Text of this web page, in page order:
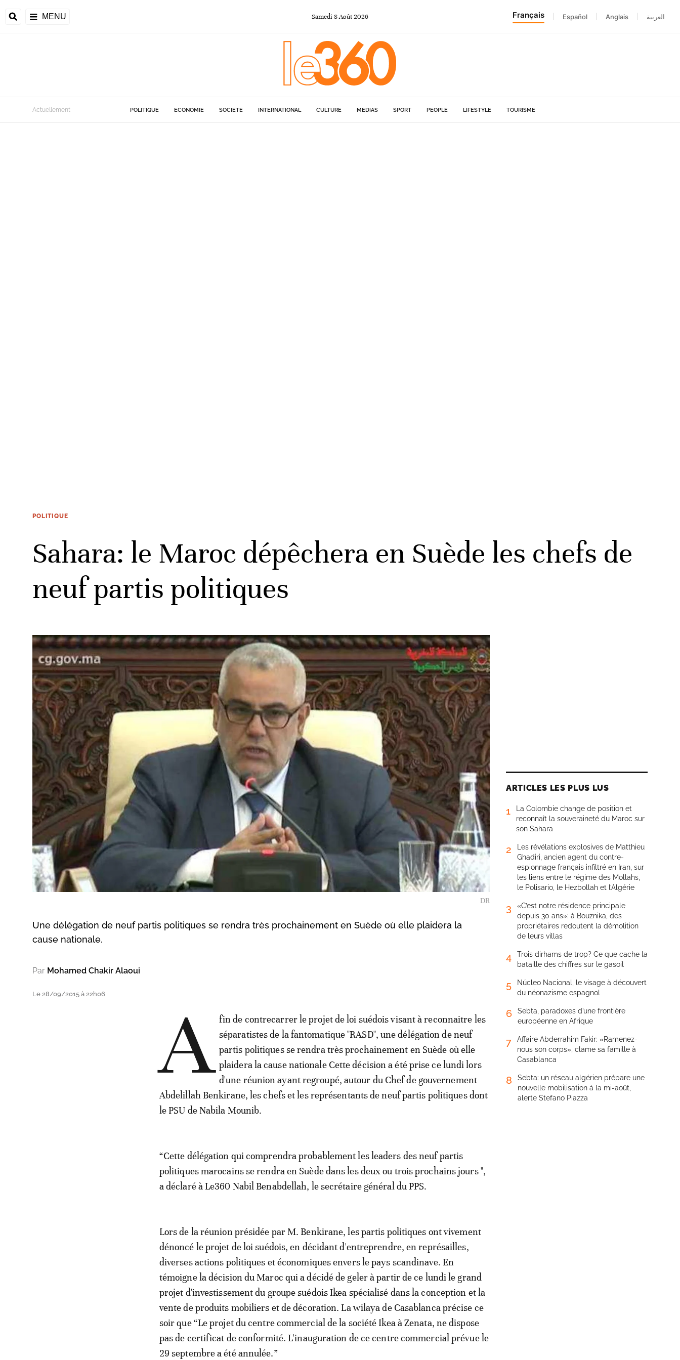
MENU Samedi 8Août2026 Français Español Anglais العربية
Actuellement POLITIQUE ECONOMIE SOCIÉTÉ INTERNATIONAL CULTURE MÉDIAS SPORT PEOPLE LIFESTYLE TOURISME
POLITIQUE
Sahara: le Maroc dépêchera en Suède les chefs de
neuf partis politiques
DR
Une délégation de neuf partis politiques se rendra très prochainement en Suède où elle plaidera la
cause nationale.
Par Mohamed Chakir Alaoui
Le 28/09/2015 à 22h06 A fin de contrecarrer le projet de loi suédois visant à reconnaitre les
séparatistes de la fantomatique "RASD", une délégation de neuf
partis politiques se rendra très prochainement en Suède où elle
plaidera la cause nationale Cette décision a été prise ce lundi lors
d'une réunion ayant regroupé, autour du Chef de gouvernement
Abdelillah Benkirane, les chefs et les représentants de neuf partis politiques dont
le PSU de Nabila Mounib.
“Cette délégation qui comprendra probablement les leaders des neuf partis
politiques marocains se rendra en Suède dans les deux ou trois prochains jours ",
a déclaré à Le360 Nabil Benabdellah, le secrétaire général du PPS.
Lors de la réunion présidée par M. Benkirane, les partis politiques ont vivement
dénoncé le projet de loi suédois, en décidant d'entreprendre, en représailles,
diverses actions politiques et économiques envers le pays scandinave. En
témoigne la décision du Maroc qui a décidé de geler à partir de ce lundi le grand
projet d'investissement du groupe suédois Ikea spécialisé dans la conception et la
vente de produits mobiliers et de décoration. La wilaya de Casablanca précise ce
soir que “Le projet du centre commercial de la société Ikea à Zenata, ne dispose
pas de certificat de conformité. L'inauguration de ce centre commercial prévue le
29 septembre a été annulée.”
ARTICLES LES PLUS LUS
1
La Colombie change de position et
reconnaît la souveraineté du Maroc sur
son Sahara
2
Les révélations explosives de Matthieu
Ghadiri, ancien agent du contre-
espionnage français infiltré en Iran, sur
les liens entre le régime des Mollahs,
le Polisario, le Hezbollah et l’Algérie
3
«C’est notre résidence principale
depuis 30 ans»: à Bouznika, des
propriétaires redoutent la démolition
de leurs villas
4
Trois dirhams de trop? Ce que cache la
bataille des chiffres sur le gasoil
5
Núcleo Nacional, le visage à découvert
du néonazisme espagnol
6
Sebta, paradoxes d’une frontière
européenne en Afrique
7
Affaire Abderrahim Fakir: «Ramenez-
nous son corps», clame sa famille à
Casablanca
8
Sebta: un réseau algérien prépare une
nouvelle mobilisation à la mi-août,
alerte Stefano Piazza